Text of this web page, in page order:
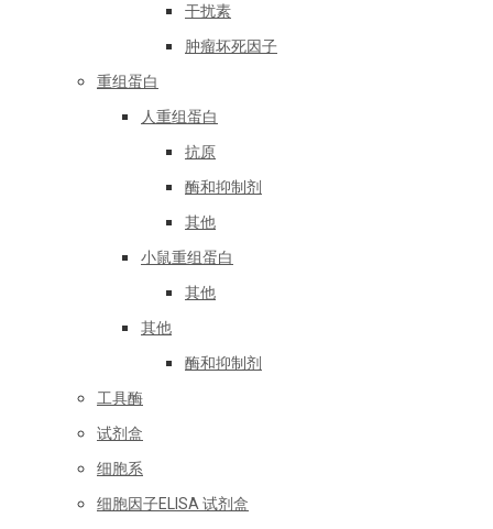
干扰素
肿瘤坏死因子
重组蛋白
人重组蛋白
抗原
酶和抑制剂
其他
小鼠重组蛋白
其他
其他
酶和抑制剂
工具酶
试剂盒
细胞系
细胞因子ELISA 试剂盒